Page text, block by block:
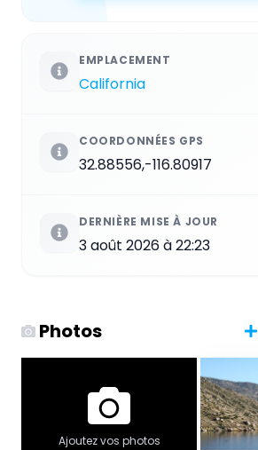
EMPLACEMENT
California
COORDONNÉES GPS
32.88556,-116.80917
DERNIÈRE MISE À JOUR
3 août 2026 à 22:23
Photos
Ajoutez vos photos